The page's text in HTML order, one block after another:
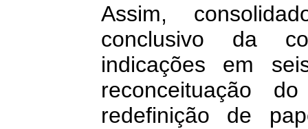
Assim,
conclusivo da
indicações em
reconceituação
redefinição de